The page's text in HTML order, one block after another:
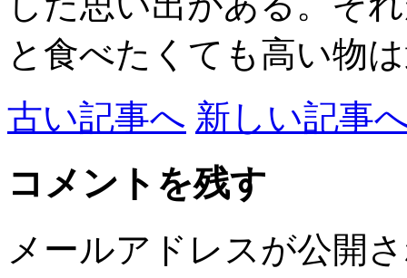
と食べたくても高い物
古い記事へ 新しい記事
コメントを残す
メールアドレスが公開